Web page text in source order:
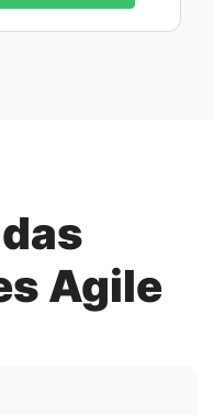
Agile